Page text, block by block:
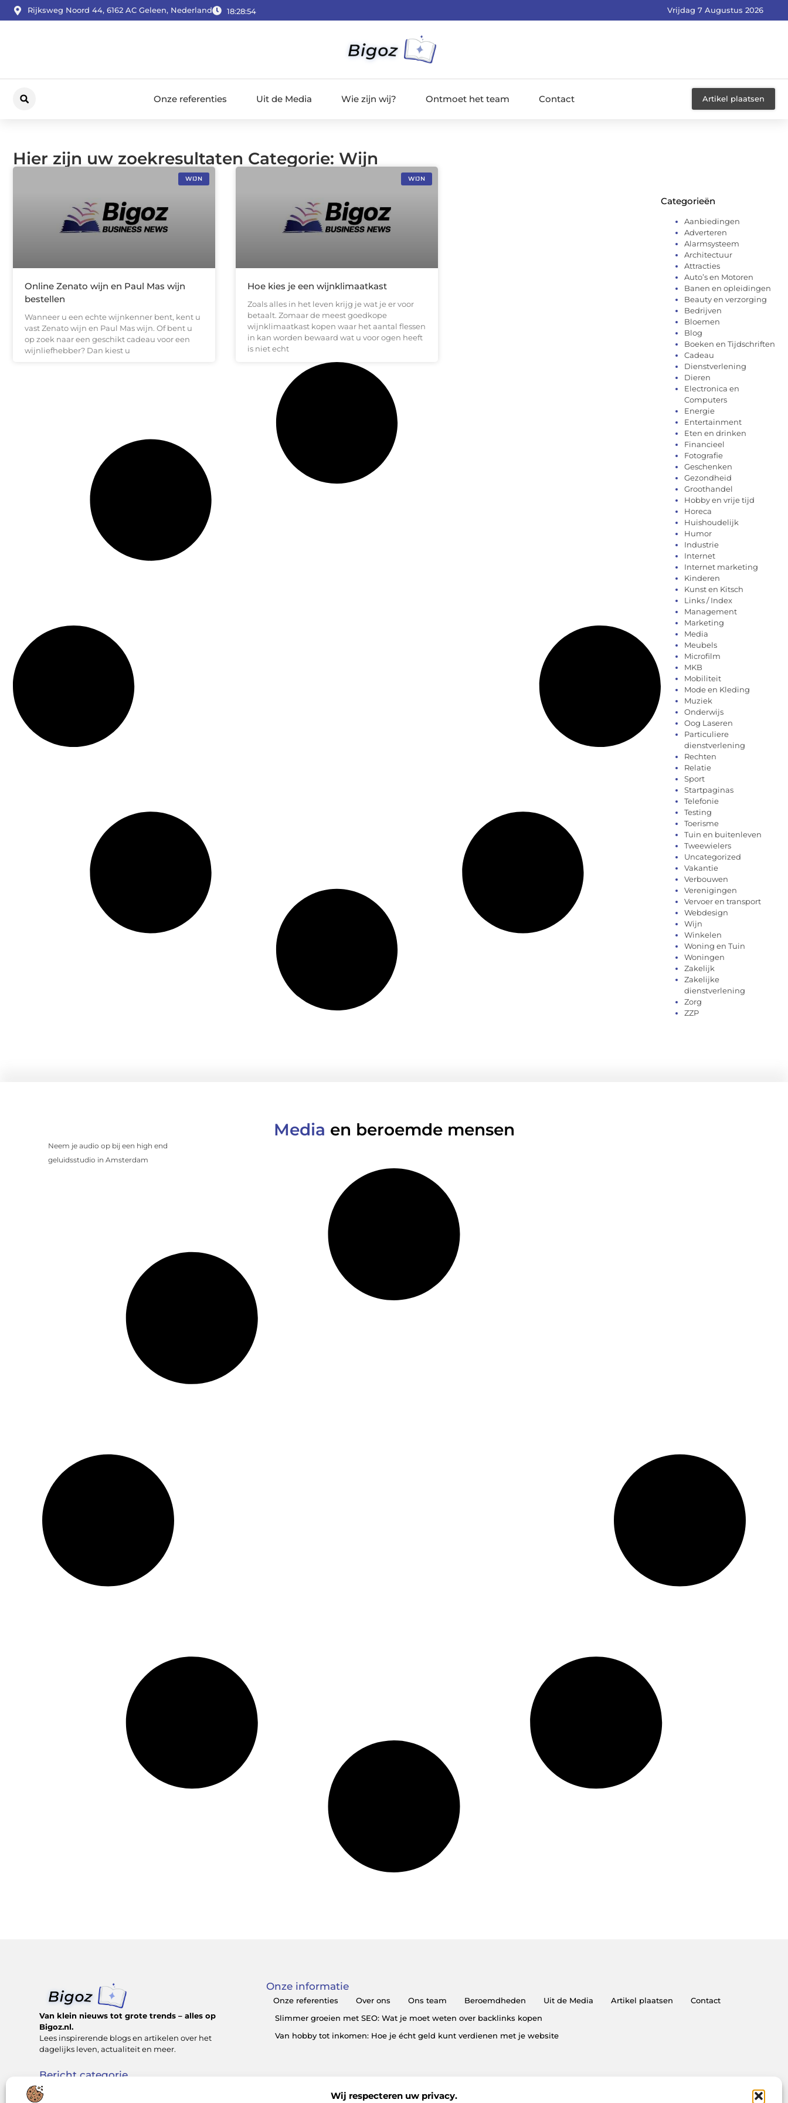
Wij respecteren uw privacy.
Rijksweg Noord 44, 6162 AC Geleen, Nederland 18:28:55 Vrijdag 7 Augustus 2026
Onze referenties Uit de Media Wie zijn wij? Ontmoet het team Contact Artikel plaatsen
Hier zijn uw zoekresultaten Categorie: Wijn
WIJN
Online Zenato wijn en Paul Mas wijn
bestellen
Wanneer u een echte wijnkenner bent, kent u
vast Zenato wijn en Paul Mas wijn. Of bent u
op zoek naar een geschikt cadeau voor een
wijnliefhebber? Dan kiest u
WIJN
Hoe kies je een wijnklimaatkast
Zoals alles in het leven krijg je wat je er voor
betaalt. Zomaar de meest goedkope
wijnklimaatkast kopen waar het aantal flessen
in kan worden bewaard wat u voor ogen heeft
is niet echt
Categorieën
Aanbiedingen
Adverteren
Alarmsysteem
Architectuur
Attracties
Auto’s en Motoren
Banen en opleidingen
Beauty en verzorging
Bedrijven
Bloemen
Blog
Boeken en Tijdschriften
Cadeau
Dienstverlening
Dieren
Electronica en
Computers
Energie
Entertainment
Eten en drinken
Financieel
Fotografie
Geschenken
Gezondheid
Groothandel
Hobby en vrije tijd
Horeca
Huishoudelijk
Humor
Industrie
Internet
Internet marketing
Kinderen
Kunst en Kitsch
Links / Index
Management
Marketing
Media
Meubels
Microfilm
MKB
Mobiliteit
Mode en Kleding
Muziek
Onderwijs
Oog Laseren
Particuliere
dienstverlening
Rechten
Relatie
Sport
Startpaginas
Telefonie
Testing
Toerisme
Tuin en buitenleven
Tweewielers
Uncategorized
Vakantie
Verbouwen
Verenigingen
Vervoer en transport
Webdesign
Wijn
Winkelen
Woning en Tuin
Woningen
Zakelijk
Zakelijke
dienstverlening
Zorg
ZZP
Media en beroemde mensen
Neem je audio op bij een high end
geluidsstudio in Amsterdam
Van klein nieuws tot grote trends – alles op
Bigoz.nl.
Lees inspirerende blogs en artikelen over het
dagelijks leven, actualiteit en meer.
Bericht categorie
Onze informatie
Onze referenties Over ons Ons team Beroemdheden Uit de Media Artikel plaatsen
Contact
Slimmer groeien met SEO: Wat je moet weten over backlinks kopen
Van hobby tot inkomen: Hoe je écht geld kunt verdienen met je website